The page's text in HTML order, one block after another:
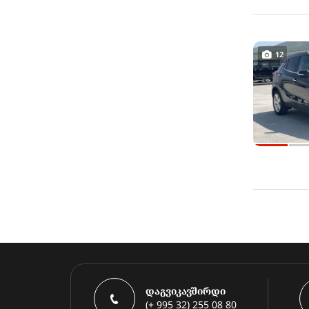
12
დაგვიკავშირდი
(+ 995 32) 255 08 80